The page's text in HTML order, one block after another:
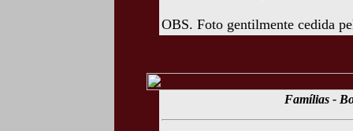
OBS. Foto gentilmente cedida
Famílias -